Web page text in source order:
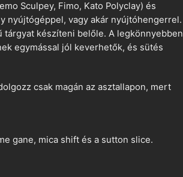
Sculpey, Fimo, Kato Polyclay) és
nyújtógéppel, vagy akár nyújtóhengerrel.
készíteni belőle. A legkönnyebben
egymással jól keverhetők, és sütés
csak magán az asztallapon, mert
gane, mica shift és a sutton slice.